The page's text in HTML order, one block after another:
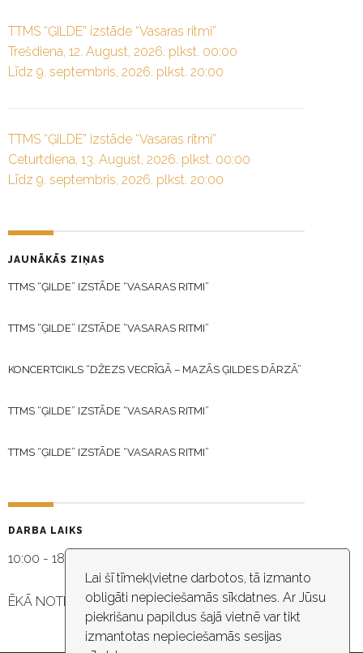
Lai šī tīmekļvietne darbotos, tā izmanto
obligāti nepieciešamās sīkdatnes. Ar Jūsu
piekrišanu papildus šajā vietnē var tikt
izmantotas nepieciešamās sesijas
TTMS “ĢILDE” izstāde “Vasaras ritmi”
Trešdiena, 12. August, 2026. plkst. 00:00
Līdz 9. septembris, 2026. plkst. 20:00
TTMS “ĢILDE” izstāde “Vasaras ritmi”
Ceturtdiena, 13. August, 2026. plkst. 00:00
Līdz 9. septembris, 2026. plkst. 20:00
JAUNĀKĀS ZIŅAS
TTMS “ĢILDE” IZSTĀDE “VASARAS RITMI”
TTMS “ĢILDE” IZSTĀDE “VASARAS RITMI”
KONCERTCIKLS “DŽEZS VECRĪGĀ – MAZĀS ĢILDES DĀRZĀ”
TTMS “ĢILDE” IZSTĀDE “VASARAS RITMI”
TTMS “ĢILDE” IZSTĀDE “VASARAS RITMI”
DARBA LAIKS
10:00 - 18:30
ĒKĀ NOTIEK VIDEO NOVĒROŠANA